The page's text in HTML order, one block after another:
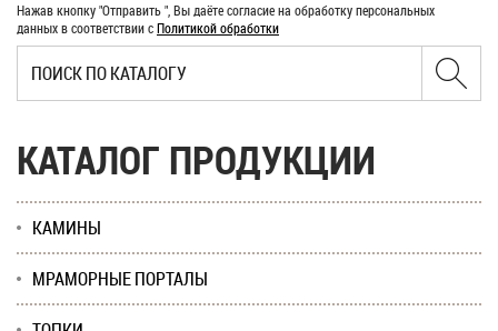
Нажав кнопку "Отправить ", Вы даёте согласие на обработку персональных
данных в соответствии сПолитикой обработки
КАТАЛОГ ПРОДУКЦИИ
КАМИНЫ
МРАМОРНЫЕ ПОРТАЛЫ